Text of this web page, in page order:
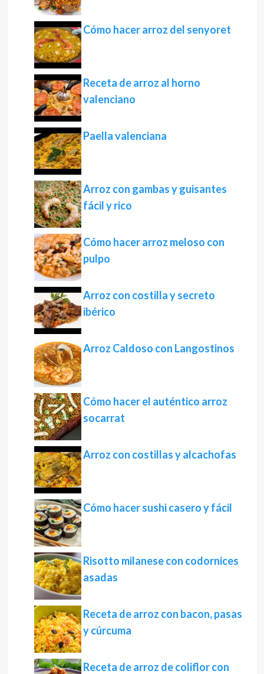
Cómo hacer arroz del senyoret
Receta de arroz al horno
valenciano
Paella valenciana
Arroz con gambas y guisantes
fácil y rico
Cómo hacer arroz meloso con
pulpo
Arroz con costilla y secreto
ibérico
Arroz Caldoso con Langostinos
Cómo hacer el auténtico arroz
socarrat
Arroz con costillas y alcachofas
Cómo hacer sushi casero y fácil
Risotto milanese con codornices
asadas
Receta de arroz con bacon, pasas
y cúrcuma
Receta de arroz de coliflor con